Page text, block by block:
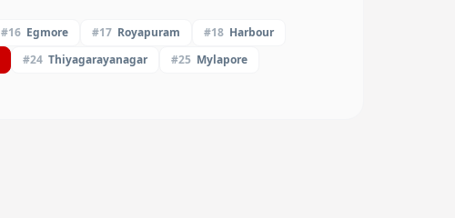
#16 Egmore #17 Royapuram #18 Harbour
#24 Thiyagarayanagar #25 Mylapore